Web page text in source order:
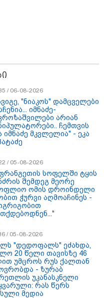
08-2026
პატიმრობა მიესაჯა
რომელმაც შვილი
კლინიკის
გააჩინა,
კი დაზიანებები მიაყენა
08-2026
ხდება, რომ
რესტორანში
აფეთქებას რუსი
ემსხვერპლა -
მიერ მიტანილი
და ჩაშლილი
ახალი დეტალები
08-2026
მეტი ხნის შემდეგ
ყაზახეთში ვეფხვი
ბუნებაში გაუშვეს -
კადრები
/ 06-08-2026
"ნიაკოს" დამცველები
იმნაძე-
არიან
ჩემთვის
იმნაძე მკვლელია" - ეკა
/ 05-08-2026
სოფელში ტყის
შემდეგ მეორე
ომის დროინდელი
ჭურვი აღმოაჩინეს -
/ 05-08-2026
"დედოფალს" ეძახდა,
20 წელი თავისზე 46
უმცროს რუს ქალთან
- ზურაბ
უკანასკნელი
რას წერს
მედია